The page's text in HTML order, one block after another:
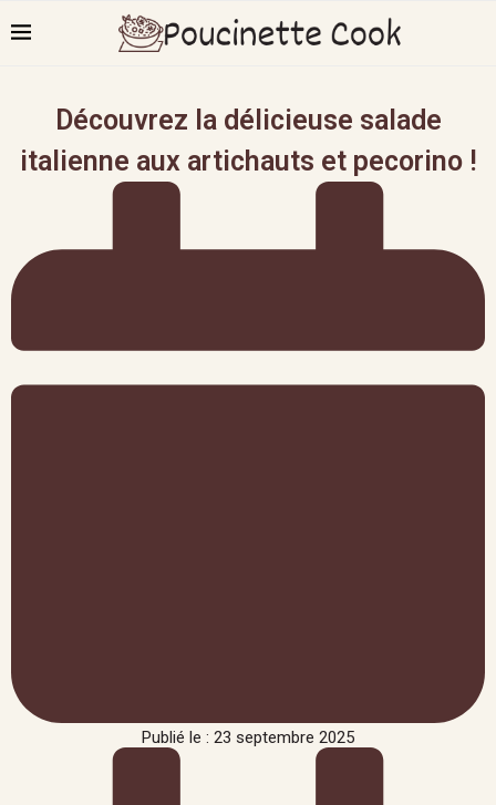
Découvrez la délicieuse salade
italienne aux artichauts et pecorino !
Publié le : 23 septembre 2025